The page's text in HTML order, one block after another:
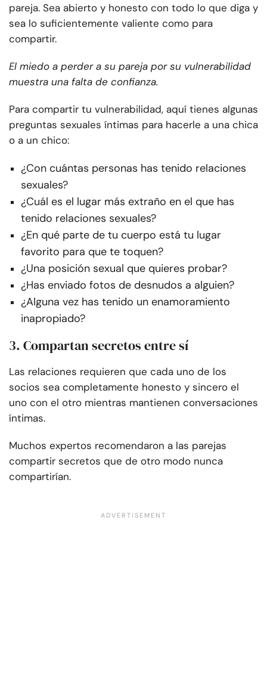
pareja. Sea abierto y honesto con todo lo que diga y
sea lo suficientemente valiente como para
compartir.
El miedo a perder a su pareja por su vulnerabilidad
muestra una falta de confianza.
Para compartir tu vulnerabilidad, aquí tienes algunas
preguntas sexuales íntimas para hacerle a una chica
o a un chico:
¿Con cuántas personas has tenido relaciones
sexuales?
¿Cuál es el lugar más extraño en el que has
tenido relaciones sexuales?
¿En qué parte de tu cuerpo está tu lugar
favorito para que te toquen?
¿Una posición sexual que quieres probar?
¿Has enviado fotos de desnudos a alguien?
¿Alguna vez has tenido un enamoramiento
inapropiado?
3. Compartan secretos entre sí
Las relaciones requieren que cada uno de los
socios sea completamente honesto y sincero el
uno con el otro mientras mantienen conversaciones
íntimas.
Muchos expertos recomendaron a las parejas
compartir secretos que de otro modo nunca
compartirían.